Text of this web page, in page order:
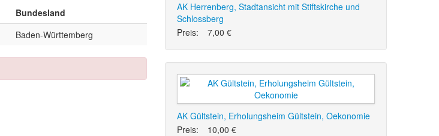
Bundesland
Baden-Württemberg
AK Herrenberg, Stadtansicht mit Stiftskirche und
Schlossberg
Preis:
7,00 €
AK Gültstein, Erholungsheim Gültstein, Oekonomie
Preis:
10,00 €